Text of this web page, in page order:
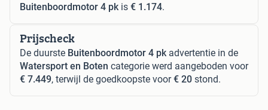
Buitenboordmotor 4 pk is € 1.174.
Prijscheck
De duurste Buitenboordmotor 4 pk advertentie in de
Watersport en Boten categorie werd aangeboden voor
€ 7.449, terwijl de goedkoopste voor€ 20 stond.